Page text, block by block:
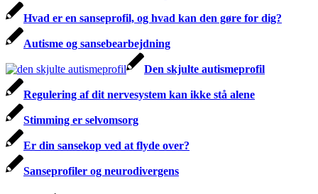
Hvad er en sanseprofil, og hvad kan den gøre for dig?
Autisme og sansebearbejdning
Den skjulte autismeprofil
Regulering af dit nervesystem kan ikke stå alene
Stimming er selvomsorg
Er din sansekop ved at flyde over?
Sanseprofiler og neurodivergens